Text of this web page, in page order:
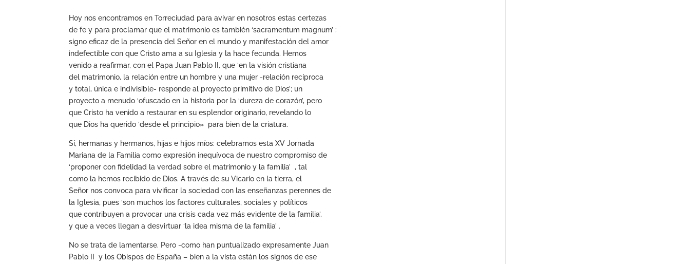
Hoy nos encontramos en Torreciudad para avivar en nosotros estas certezas
de fe y para proclamar que el matrimonio es también ‘sacramentum magnum’ :
signo eficaz de la presencia del Señor en el mundo y manifestación del amor
indefectible con que Cristo ama a su Iglesia y la hace fecunda. Hemos
venido a reafirmar, con el Papa Juan Pablo II, que ‘en la visión cristiana
del matrimonio, la relación entre un hombre y una mujer -relación recíproca
y total, única e indivisible- responde al proyecto primitivo de Dios’; un
proyecto a menudo ‘ofuscado en la historia por la ‘dureza de corazón’, pero
que Cristo ha venido a restaurar en su esplendor originario, revelando lo
que Dios ha querido ‘desde el principio» para bien de la criatura.
Sí, hermanas y hermanos, hijas e hijos míos: celebramos esta XV Jornada
Mariana de la Familia como expresión inequívoca de nuestro compromiso de
‘proponer con fidelidad la verdad sobre el matrimonio y la familia’ , tal
como la hemos recibido de Dios. A través de su Vicario en la tierra, el
Señor nos convoca para vivificar la sociedad con las enseñanzas perennes de
la Iglesia, pues ‘son muchos los factores culturales, sociales y políticos
que contribuyen a provocar una crisis cada vez más evidente de la familia’,
y que a veces llegan a desvirtuar ‘la idea misma de la familia’ .
No se trata de lamentarse. Pero -como han puntualizado expresamente Juan
Pablo II y los Obispos de España – bien a la vista están los signos de ese